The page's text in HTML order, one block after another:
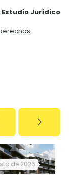
Jurídico
de 2026